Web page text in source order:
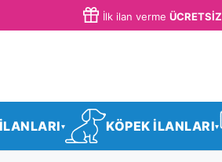
İlk ilan verme ÜCRETSİZ
▾ KÖPEK İLANLARI▾